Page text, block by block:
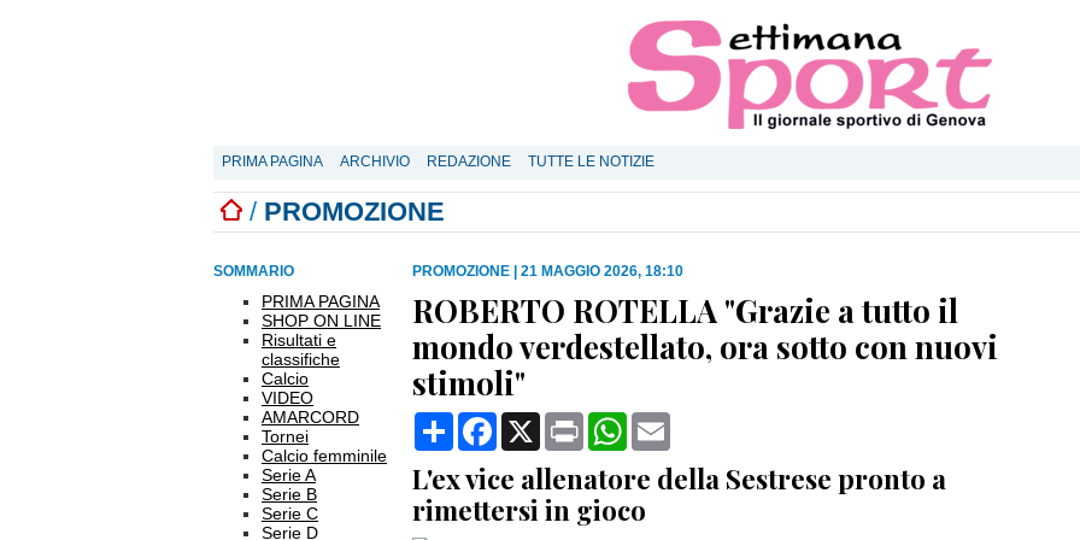
PRIMA PAGINA ARCHIVIO REDAZIONE TUTTE LE NOTIZIE
/ PROMOZIONE
SOMMARIO
PRIMA PAGINA
SHOP ON LINE
Risultati e
classifiche
Calcio
VIDEO
AMARCORD
Tornei
Calcio femminile
Serie A
Serie B
Serie C
Serie D
PROMOZIONE 21 MAGGIO 2026, 18:10
ROBERTO ROTELLA "Grazie a tutto il
mondo verdestellato, ora sotto con nuovi
stimoli"
CondividiFacebook
X Print WhatsApp
L'ex vice allenatore della Sestrese pronto a
rimettersi in gioco